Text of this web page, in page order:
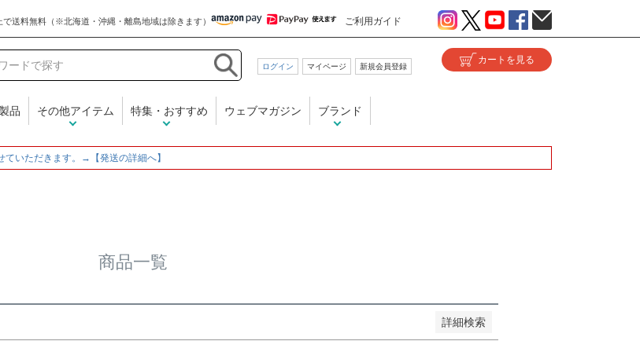
ご利用ガイド
ログイン マイページ 新規会員登録
品 その他アイテム 特集・おすすめ ウェブマガジン ブランド
ていただきます。→【発送の詳細へ】
商品一覧
詳細検索
商品番号/JANコード